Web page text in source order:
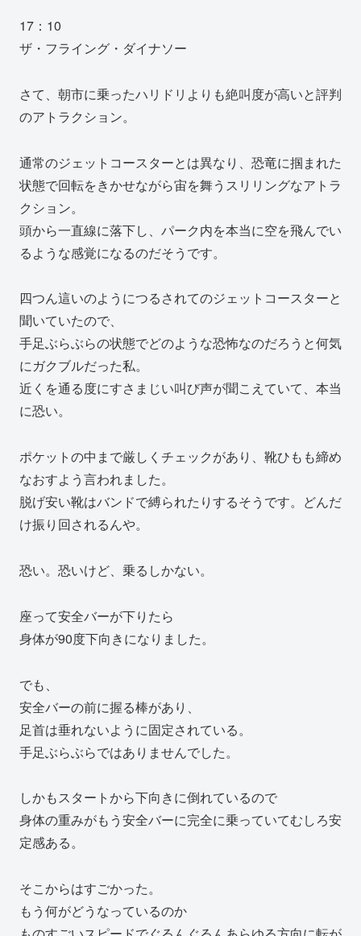
17：10
ザ・フライング・ダイナソー
さて、朝市に乗ったハリドリよりも絶叫度が高いと評判
のアトラクション。
通常のジェットコースターとは異なり、恐竜に掴まれた
状態で回転をきかせながら宙を舞うスリリングなアトラ
クション。
頭から一直線に落下し、パーク内を本当に空を飛んでい
るような感覚になるのだそうです。
四つん這いのようにつるされてのジェットコースターと
聞いていたので、
手足ぶらぶらの状態でどのような恐怖なのだろうと何気
にガクブルだった私。
近くを通る度にすさまじい叫び声が聞こえていて、本当
に恐い。
ポケットの中まで厳しくチェックがあり、靴ひもも締め
なおすよう言われました。
脱げ安い靴はバンドで縛られたりするそうです。どんだ
け振り回されるんや。
恐い。恐いけど、乗るしかない。
座って安全バーが下りたら
身体が90度下向きになりました。
でも、
安全バーの前に握る棒があり、
足首は垂れないように固定されている。
手足ぶらぶらではありませんでした。
しかもスタートから下向きに倒れているので
身体の重みがもう安全バーに完全に乗っていてむしろ安
定感ある。
そこからはすごかった。
もう何がどうなっているのか